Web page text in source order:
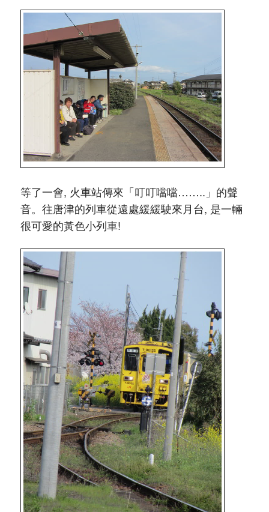
等了一會, 火車站傳來「叮叮噹噹……..」的聲
音。往唐津的列車從遠處緩緩駛來月台, 是一輛
很可愛的黃色小列車!